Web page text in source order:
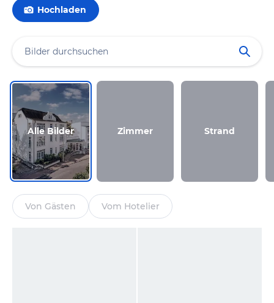
Hochladen
Alle Bilder Zimmer Strand
Von Gästen Vom Hotelier